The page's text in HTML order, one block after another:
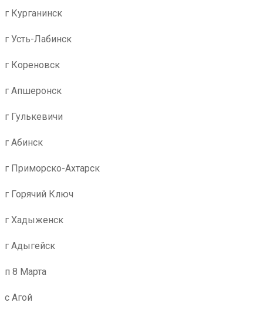
г Курганинск
г Усть-Лабинск
г Кореновск
г Апшеронск
г Гулькевичи
г Абинск
г Приморско-Ахтарск
г Горячий Ключ
г Хадыженск
г Адыгейск
п 8 Марта
с Агой